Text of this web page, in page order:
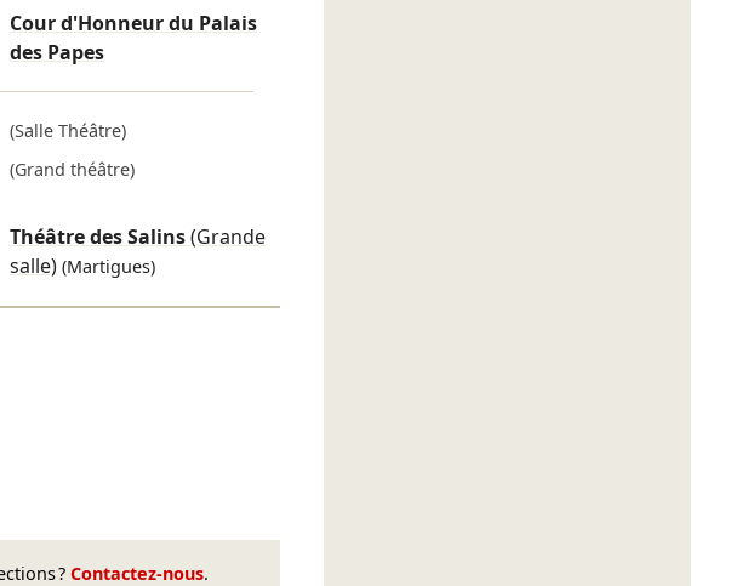
Cour d'Honneur du Palais
des Papes
(Salle Théâtre)
(Grand théâtre)
Théâtre des Salins(Grande
salle) (Martigues)
? Contactez-nous.